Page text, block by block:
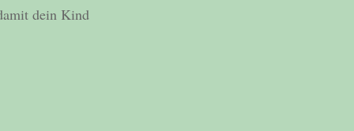
dein Kind